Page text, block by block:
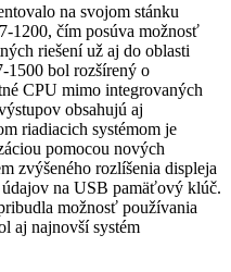
na svojom stánku
1200, čím posúva možnosť
riešení už aj do oblasti
1500 bol rozšírený o
CPU mimo integrovaných
obsahujú aj
riadiacich systémom je
pomocou nových
zvýšeného rozlíšenia displeja
na USB pamäťový klúč.
možnosť používania
aj najnovší systém